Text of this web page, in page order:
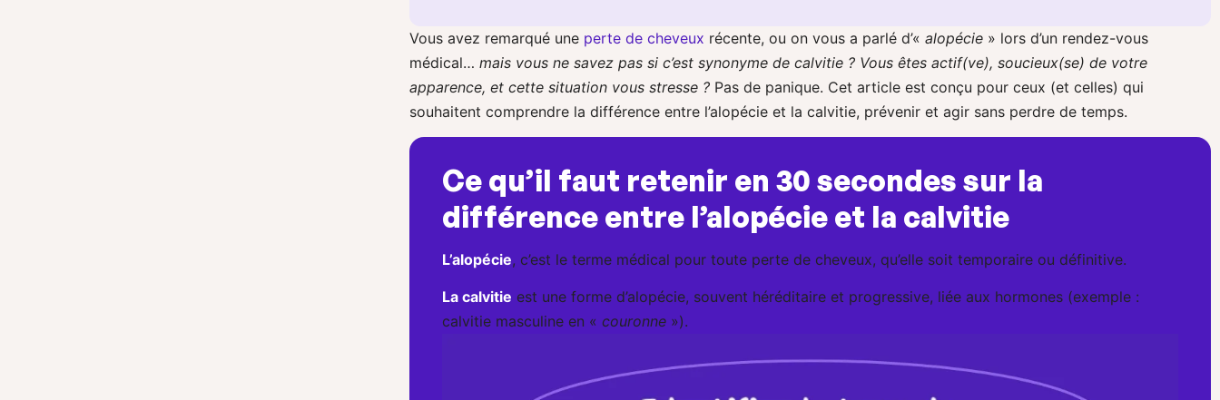
Vous avez remarqué une perte de cheveux récente, ou on vous a parlé d’«alopécie » lors d’un rendez-vous
médical…mais vous ne savez pas si c’est synonyme de calvitie ? Vous êtes actif(ve), soucieux(se) de votre
apparence, et cette situation vous stresse ? Pas de panique. Cet article est conçu pour ceux (et celles) qui
souhaitent comprendre la différence entre l’alopécie et la calvitie, prévenir et agir sans perdre de temps.
Ce qu’il faut retenir en 30 secondes sur la
différence entre l’alopécie et la calvitie
L’alopécie, c’est le terme médical pour toute perte de cheveux, qu’elle soit temporaire ou définitive.
La calvitie est une forme d’alopécie, souvent héréditaire et progressive, liée aux hormones (exemple :
calvitie masculine en «couronne »).